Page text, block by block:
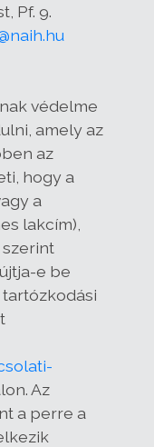
Pf. 9.
védelme
amely az
az
hogy a
a
lakcím),
e be
Az
a perre a